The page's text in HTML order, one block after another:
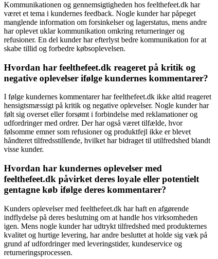
Kommunikationen og gennemsigtigheden hos feelthefeet.dk har
været et tema i kundernes feedback. Nogle kunder har påpeget
manglende information om forsinkelser og lagerstatus, mens andre
har oplevet uklar kommunikation omkring returneringer og
refusioner. En del kunder har efterlyst bedre kommunikation for at
skabe tillid og forbedre købsoplevelsen.
Hvordan har feelthefeet.dk reageret på kritik og
negative oplevelser ifølge kundernes kommentarer?
I følge kundernes kommentarer har feelthefeet.dk ikke altid reageret
hensigtsmæssigt på kritik og negative oplevelser. Nogle kunder har
følt sig overset eller forsømt i forbindelse med reklamationer og
udfordringer med ordrer. Der har også været tilfælde, hvor
følsomme emner som refusioner og produktfejl ikke er blevet
håndteret tilfredsstillende, hvilket har bidraget til utilfredshed blandt
visse kunder.
Hvordan har kundernes oplevelser med
feelthefeet.dk påvirket deres loyale eller potentielt
gentagne køb ifølge deres kommentarer?
Kunders oplevelser med feelthefeet.dk har haft en afgørende
indflydelse på deres beslutning om at handle hos virksomheden
igen. Mens nogle kunder har udtrykt tilfredshed med produkternes
kvalitet og hurtige levering, har andre besluttet at holde sig væk på
grund af udfordringer med leveringstider, kundeservice og
returneringsprocessen.